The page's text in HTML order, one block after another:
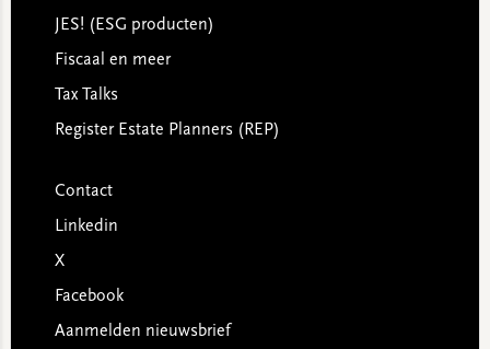
JES! (ESG producten)
Fiscaal en meer
Tax Talks
Register Estate Planners (REP)
Contact
Linkedin
X
Facebook
Aanmelden nieuwsbrief